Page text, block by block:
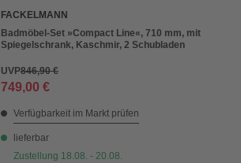
FACKELMANN
Badmöbel-Set »Compact Line«, 710 mm, mit
Spiegelschrank, Kaschmir, 2 Schubladen
UVP846,90 €
749,00 €
Verfügbarkeit im Markt prüfen
lieferbar
Zustellung 18.08. - 20.08.